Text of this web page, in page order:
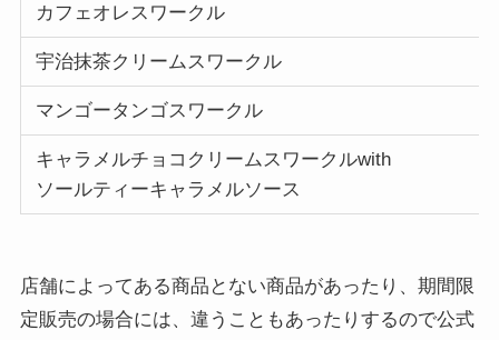
カフェオレスワークル
宇治抹茶クリームスワークル
マンゴータンゴスワークル
キャラメルチョコクリームスワークルwith
ソールティーキャラメルソース
店舗によってある商品とない商品があったり、期間限
定販売の場合には、違うこともあったりするので公式